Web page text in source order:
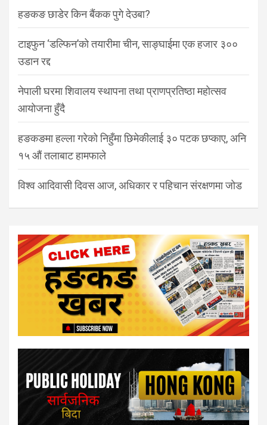
हङकङ छाडेर किन बैंकक पुगे देउबा?
टाइफुन ‘डल्फिन’को तयारीमा चीन, साङ्घाईमा एक हजार ३००
उडान रद्द
नेपाली घरमा शिवालय स्थापना तथा प्राणप्रतिष्ठा महोत्सव
आयोजना हुँदै
हङकङमा हल्ला गरेको निहुँमा छिमेकीलाई ३० पटक छप्काए, अनि
१५ औं तलाबाट हामफाले
विश्व आदिवासी दिवस आज, अधिकार र पहिचान संरक्षणमा जोड